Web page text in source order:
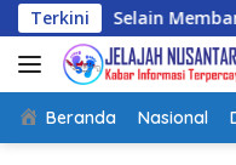
Langsung
ke
konten
Terkini
Membangun, TMMD
Beranda Nasional